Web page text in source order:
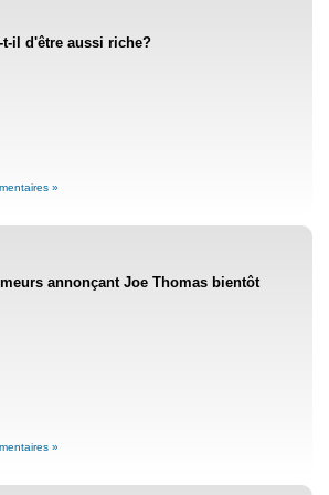
il d'être aussi riche?
»
annonçant Joe Thomas bientôt
»